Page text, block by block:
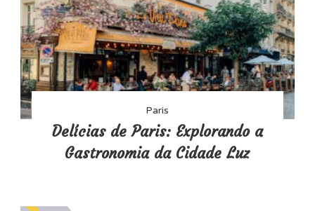
Paris
Delícias de Paris: Explorando a
Gastronomia da Cidade Luz